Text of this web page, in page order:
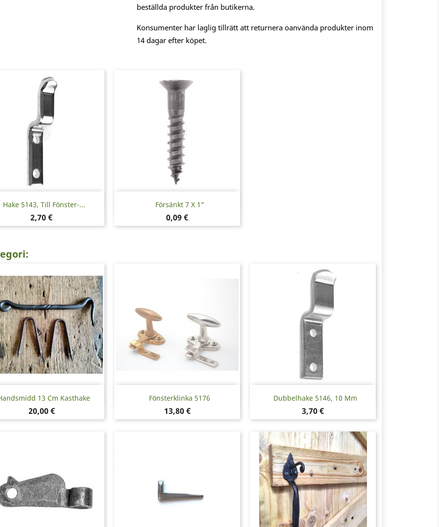
beställda produkter från butikerna.
Konsumenter har laglig tillrätt att returnera oanvända produkter inom
14 dagar efter köpet.
Hake 5143, Till Fönster-...
Pris
2,70 €
Snabbvy Försänkt 7 X 1"
Pris
0,09 €
Snabbvy
13 Cm Kasthake
Pris
20,00 €
Snabbvy Fönsterklinka 5176
Pris
13,80 €
Snabbvy Dubbelhake 5146, 10 Mm
Pris
3,70 €
Snabbvy